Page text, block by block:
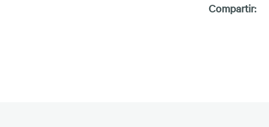
Compartir: